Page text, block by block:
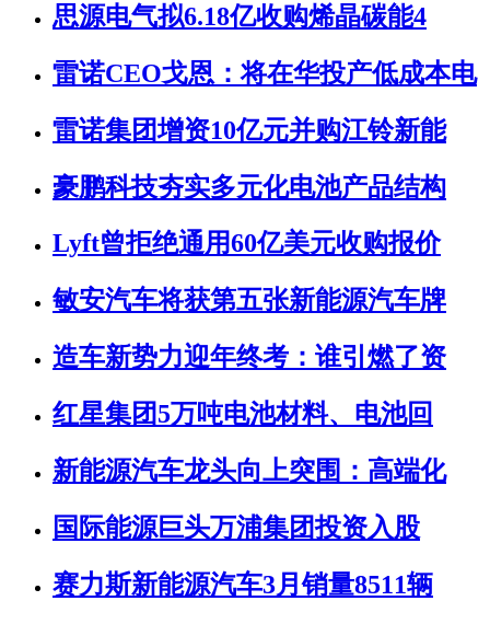
思源电气拟6.18亿收购烯晶碳能4
雷诺CEO戈恩：将在华投产低成本电
雷诺集团增资10亿元并购江铃新能
豪鹏科技夯实多元化电池产品结构
Lyft曾拒绝通用60亿美元收购报价
敏安汽车将获第五张新能源汽车牌
造车新势力迎年终考：谁引燃了资
红星集团5万吨电池材料、电池回
新能源汽车龙头向上突围：高端化
国际能源巨头万浦集团投资入股
赛力斯新能源汽车3月销量8511辆